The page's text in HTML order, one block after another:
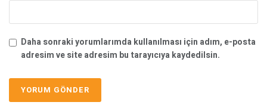
Daha sonraki yorumlarımda kullanılması için adım, e-posta
adresim ve site adresim bu tarayıcıya kaydedilsin.